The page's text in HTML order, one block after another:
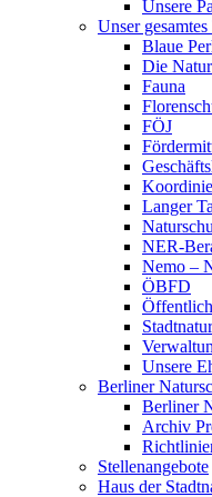
Unsere
Unser gesamtes
Blaue
Die
Fauna
FÖJ
Langer
NER-
Nemo –
ÖBFD
Unsere
Berliner
Berliner
Archiv
Stellenangebote
Haus der